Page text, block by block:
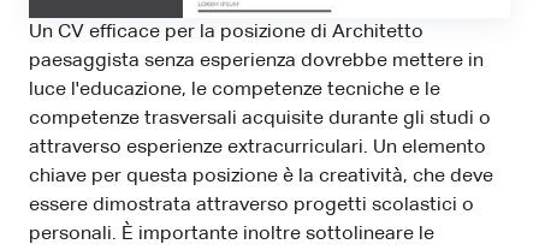
Un CV efficace per la posizione di Architetto
paesaggista senza esperienza dovrebbe mettere in
luce l'educazione, le competenze tecniche e le
competenze trasversali acquisite durante gli studi o
attraverso esperienze extracurriculari. Un elemento
chiave per questa posizione è la creatività, che deve
essere dimostrata attraverso progetti scolastici o
personali. È importante inoltre sottolineare le